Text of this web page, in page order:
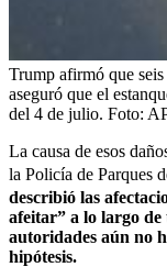
Trump afirmó que
aseguró que el
del 4 de julio. Foto:
La causa de esos
la Policía de Parques
describió las
afeitar” a lo largo de
autoridades aún no
hipótesis.